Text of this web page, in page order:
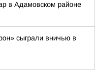
в Адамовском районе
сыграли вничью в